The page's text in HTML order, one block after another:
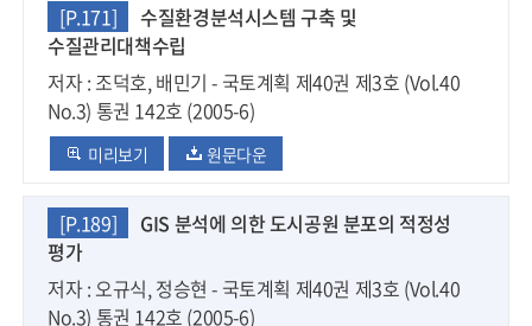
[P.171]
수질환경분석시스템 구축 및
수질관리대책수립
저자 : 조덕호, 배민기 - 국토계획 제40권 제3호 (Vol.40
No.3) 통권 142호 (2005-6)
미리보기 원문다운
[P.189]
GIS 분석에 의한 도시공원 분포의 적정성
평가
저자 : 오규식, 정승현 - 국토계획 제40권 제3호 (Vol.40
No.3) 통권 142호 (2005-6)